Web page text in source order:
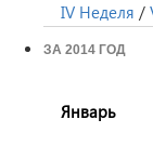
IV Неделя /
ЗА 2014 ГОД
Январь